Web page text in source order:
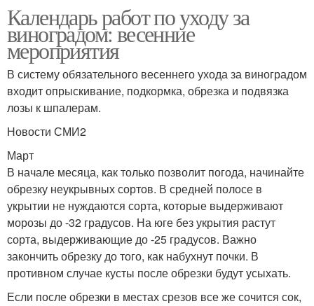
Календарь работ по уходу за
виноградом: весенние
мероприятия
В систему обязательного весеннего ухода за виноградом
входит опрыскивание, подкормка, обрезка и подвязка
лозы к шпалерам.
Новости СМИ2
Март
В начале месяца, как только позволит погода, начинайте
обрезку неукрывных сортов. В средней полосе в
укрытии не нуждаются сорта, которые выдерживают
морозы до -32 градусов. На юге без укрытия растут
сорта, выдерживающие до -25 градусов. Важно
закончить обрезку до того, как набухнут почки. В
противном случае кусты после обрезки будут усыхать.
Если после обрезки в местах срезов все же сочится сок,